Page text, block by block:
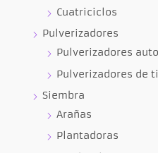
Cuatriciclos
Pulverizadores
Pulverizadores
Pulverizadores de
Siembra
Arañas
Plantadoras